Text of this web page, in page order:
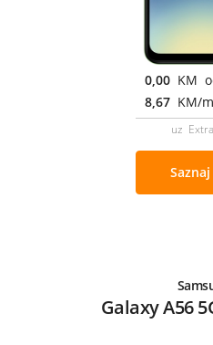
0,00 KM
8,67 KM/
uz
Galaxy A56